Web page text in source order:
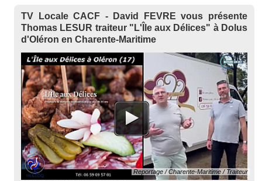
TV Locale CACF - David FEVRE vous présente
Thomas LESUR traiteur "L'Île aux Délices" à Dolus
d'Oléron en Charente-Maritime
Reportage / Charente-Maritime / Traiteur